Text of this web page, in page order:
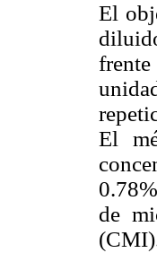
El
frente
El
de